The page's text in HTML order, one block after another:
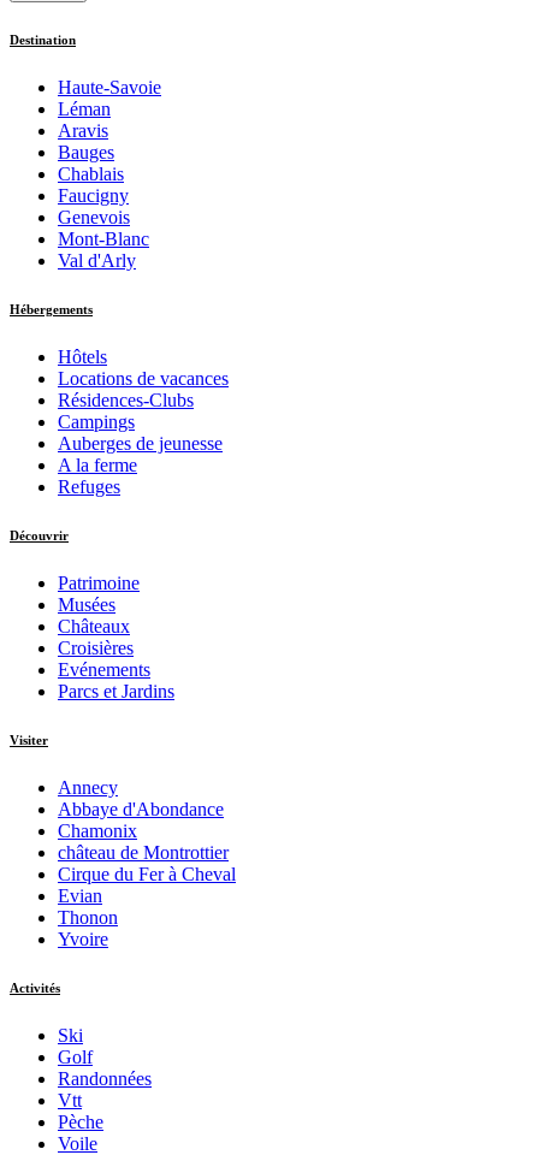
Destination
Haute-Savoie
Léman
Aravis
Bauges
Chablais
Faucigny
Genevois
Mont-Blanc
Val d'Arly
Hébergements
Hôtels
Locations de vacances
Résidences-Clubs
Campings
Auberges de jeunesse
A la ferme
Refuges
Découvrir
Patrimoine
Musées
Châteaux
Croisières
Evénements
Parcs et Jardins
Visiter
Annecy
Abbaye d'Abondance
Chamonix
château de Montrottier
Cirque du Fer à Cheval
Evian
Thonon
Yvoire
Activités
Ski
Golf
Randonnées
Vtt
Pèche
Voile